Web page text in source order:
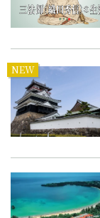
NEW